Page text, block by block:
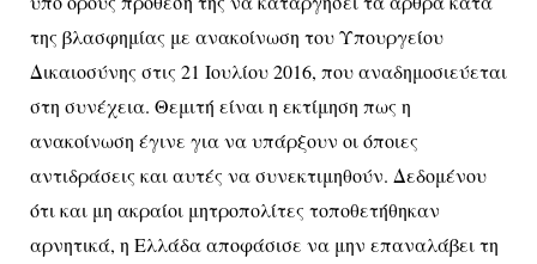
της βλασφημίας με ανακοίνωση του Υπουργείου
Δικαιοσύνης στις 21 Ιουλίου 2016, που αναδημοσιεύεται
στη συνέχεια. Θεμιτή είναι η εκτίμηση πως η
ανακοίνωση έγινε για να υπάρξουν οι όποιες
αντιδράσεις και αυτές να συνεκτιμηθούν. Δεδομένου
ότι και μη ακραίοι μητροπολίτες τοποθετήθηκαν
αρνητικά, η Ελλάδα αποφάσισε να μην επαναλάβει τη